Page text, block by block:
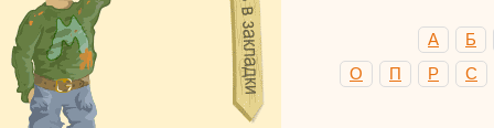
А
Б
О
П Р С